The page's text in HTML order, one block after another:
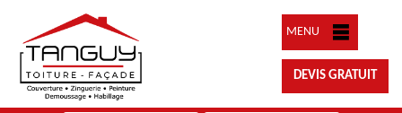
MENU
DEVIS GRATUIT